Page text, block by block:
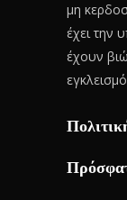
μη
έχει την
έχουν